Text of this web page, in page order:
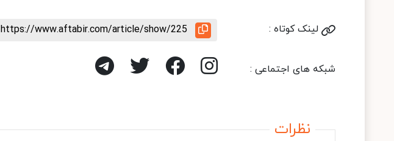
لینک کوتاه : https://www.aftabir.com/article/show/225
شبکه های اجتماعی :
نظرات